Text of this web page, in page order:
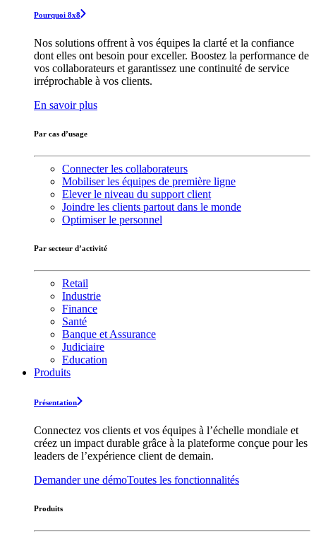
Pourquoi 8x8
Nos solutions offrent à vos équipes la clarté et la confiance
dont elles ont besoin pour exceller. Boostez la performance de
vos collaborateurs et garantissez une continuité de service
irréprochable à vos clients.
En savoir plus
Par cas d’usage
Connecter les collaborateurs
Mobiliser les équipes de première ligne
Elever le niveau du support client
Joindre les clients partout dans le monde
Optimiser le personnel
Par secteur d’activité
Retail
Industrie
Finance
Santé
Banque et Assurance
Judiciaire
Education
Produits
Présentation
Connectez vos clients et vos équipes à l’échelle mondiale et
créez un impact durable grâce à la plateforme conçue pour les
leaders de l’expérience client de demain.
Demander une démoToutes les fonctionnalités
Produits